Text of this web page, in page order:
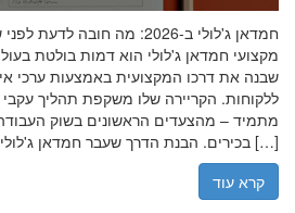
חמדאן ג'לולי ב-2026: מה חובה
מקצועי חמדאן ג'לולי הוא דמות בולטת
שבנה את דרכו המקצועית באמצעות ערכי
ללקוחות. הקריירה שלו משקפת תהליך עקבי
מתמיד – מהצעדים הראשונים בשוק העבודה
בכירים. הבנת הדרך שעבר חמדאן ג'לולי מספקת […]
קרא עוד